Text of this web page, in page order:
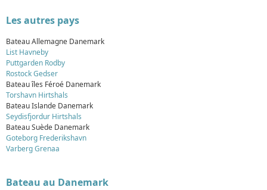
Les autres pays
Bateau Allemagne Danemark
List Havneby
Puttgarden Rodby
Rostock Gedser
Bateau îles Féroé Danemark
Torshavn Hirtshals
Bateau Islande Danemark
Seydisfjordur Hirtshals
Bateau Suède Danemark
Goteborg Frederikshavn
Varberg Grenaa
Bateau au Danemark